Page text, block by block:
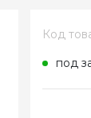
Код
под